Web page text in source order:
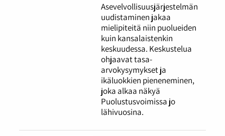
Asevelvollisuusjärjestelmän
uudistaminen jakaa
mielipiteitä niin puolueiden
kuin kansalaistenkin
keskuudessa. Keskustelua
ohjaavat tasa-
arvokysymykset ja
ikäluokkien pieneneminen,
joka alkaa näkyä
Puolustusvoimissa jo
lähivuosina.